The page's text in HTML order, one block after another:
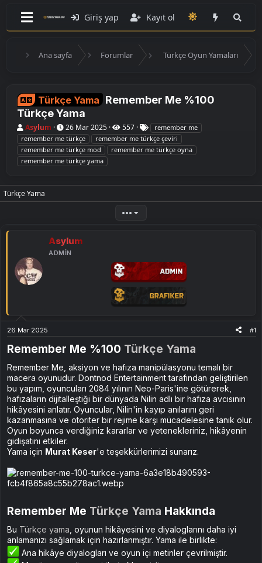
Giriş yap Kayıt ol
Ana sayfa Forumlar Türkçe Oyun Yamaları
Türkçe Yama Remember Me %100
Türkçe Yama
K
o
n
u
y
a
ş
Asylum
B
a
ş
l
a
ı
h
i
26 Mar 2025 557
E
t
i
k
e
remember me
remember me türkçe
remember me türkçe çeviri
remember me türkçe mod
remember me türkçe oyna
remember me türkçe yama
Türkçe Yama
•••
Asylum
ADMIN
26 Mar 2025 #1
Remember Me %100 Türkçe Yama
Remember Me, aksiyon ve hafıza manipülasyonu temalı bir
macera oyunudur. Dontnod Entertainment tarafından geliştirilen
bu yapım, oyuncuları 2084 yılının Neo-Paris'ine götürerek,
hafızaların dijitalleştiği bir dünyada Nilin adlı bir hafıza avcısının
hikâyesini anlatır. Oyuncular, Nilin'in kayıp anılarını geri
kazanmasına ve otoriter bir rejime karşı mücadelesine tanık olur.
Oyun boyunca verdiğiniz kararlar ve yetenekleriniz, hikâyenin
gidişatını etkiler.
Yama için Murat Keser'e teşekkürlerimizi sunarız.
Remember Me Türkçe Yama Hakkında
Bu Türkçe yama , oyunun hikâyesini ve diyaloglarını daha iyi
anlamanızı sağlamak için hazırlanmıştır. Yama ile birlikte:
Ana hikâye diyalogları ve oyun içi metinler çevrilmiştir.